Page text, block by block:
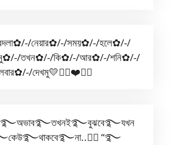
নেয়ার✿/-/সময়✿/-/হলে✿/-/
তখন✿/-/কি✿/-/আর✿/-/শনি✿/-/
দেখমু💛✿⃟❤️✺⃟
“࿐